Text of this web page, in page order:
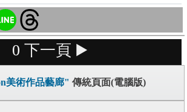
0 下一頁 ▶️
美術作品藝廊" 傳統頁面(電腦版)